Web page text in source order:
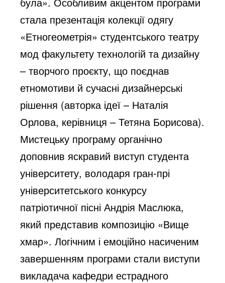
стала презентація колекції одягу
«Етногеометрія» студентського театру
мод факультету технологій та дизайну
– творчого проєкту, що поєднав
етномотиви й сучасні дизайнерські
рішення (авторка ідеї – Наталія
Орлова, керівниця – Тетяна Борисова).
Мистецьку програму органічно
доповнив яскравий виступ студента
університету, володаря гран-прі
університетського конкурсу
патріотичної пісні Андрія Маслюка,
який представив композицію «Вище
хмар». Логічним і емоційно насиченим
завершенням програми стали виступи
викладача кафедри естрадного